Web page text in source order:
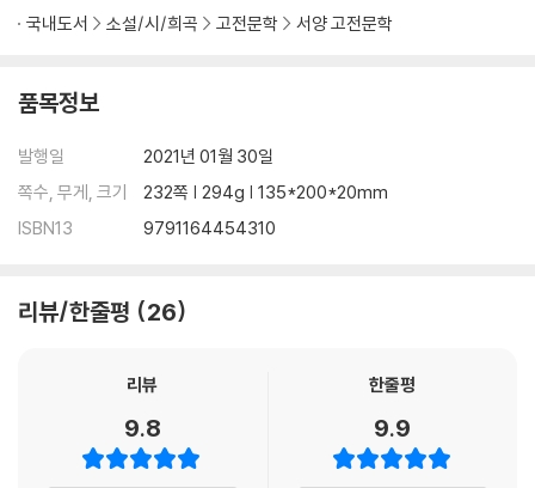
국내도서 소설/시/희곡 고전문학 서양 고전문학
품목정보
발행일
2021년 01월 30일
쪽수, 무게, 크기
232쪽 | 294g | 135*200*20mm
ISBN13
9791164454310
리뷰/한줄평 26
리뷰
9.8
한줄평
9.9